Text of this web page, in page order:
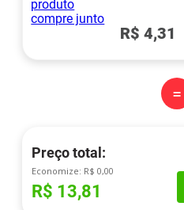
R$ 4,31
=
Preço total:
Economize: R$ 0,00
R$ 13,81